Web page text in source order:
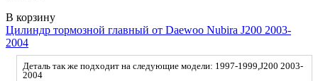
В корзину
Цилиндр тормозной главный от Daewoo Nubira J200 2003-
2004
Деталь так же подходит на следующие модели: 1997-1999,J200 2003-
2004